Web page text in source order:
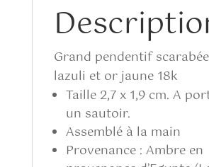
Grand pendentif
lazuli et or jaune 18k
Taille 2,7 x 1,9 cm. A
un sautoir.
Assemblé à la main
Provenance : Ambre en